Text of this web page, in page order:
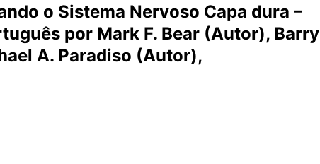
o Sistema Nervoso Capa dura –
por Mark F. Bear (Autor), Barry
A. Paradiso (Autor),